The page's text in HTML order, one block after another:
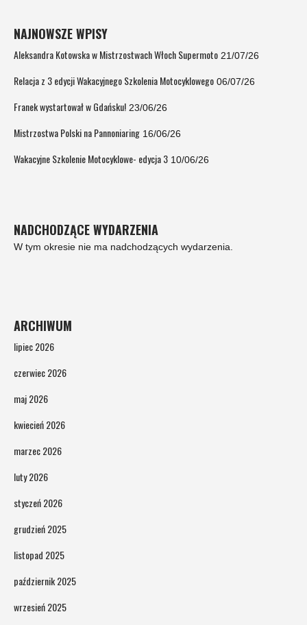
NAJNOWSZE WPISY
Aleksandra Kotowska w Mistrzostwach Włoch Supermoto 21/07/26
Relacja z 3 edycji Wakacyjnego Szkolenia Motocyklowego 06/07/26
Franek wystartował w Gdańsku! 23/06/26
Mistrzostwa Polski na Pannoniaring 16/06/26
Wakacyjne Szkolenie Motocyklowe- edycja 3 10/06/26
NADCHODZĄCE WYDARZENIA
W tym okresie nie ma nadchodzących wydarzenia.
ARCHIWUM
lipiec 2026
czerwiec 2026
maj 2026
kwiecień 2026
marzec 2026
luty 2026
styczeń 2026
grudzień 2025
listopad 2025
październik 2025
wrzesień 2025